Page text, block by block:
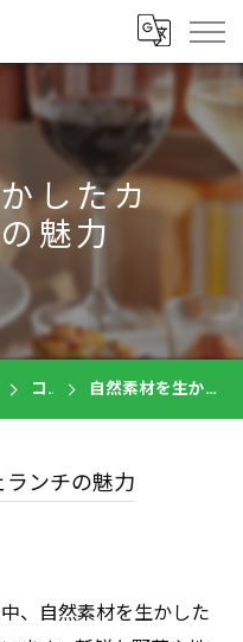
したカ
魅力
コラム 自然素材を生かしたカフェランチの魅力
ランチの魅力
、自然素材を生かした